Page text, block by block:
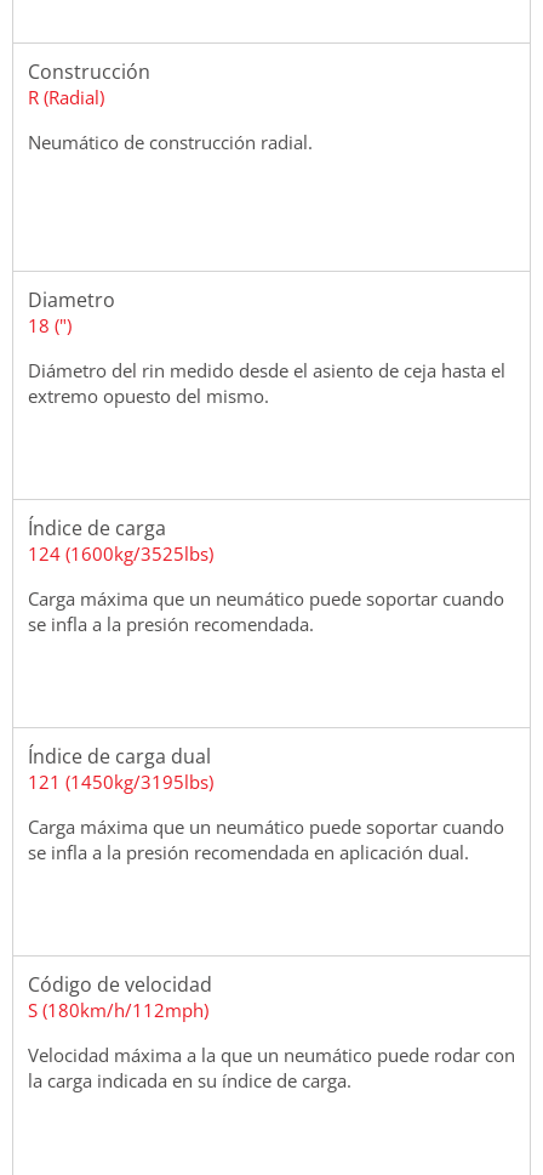
Construcción
R (Radial)
Neumático de construcción radial.
Diametro
18 (")
Diámetro del rin medido desde el asiento de ceja hasta el
extremo opuesto del mismo.
Índice de carga
124 (1600kg/3525lbs)
Carga máxima que un neumático puede soportar cuando
se infla a la presión recomendada.
Índice de carga dual
121 (1450kg/3195lbs)
Carga máxima que un neumático puede soportar cuando
se infla a la presión recomendada en aplicación dual.
Código de velocidad
S (180km/h/112mph)
Velocidad máxima a la que un neumático puede rodar con
la carga indicada en su índice de carga.